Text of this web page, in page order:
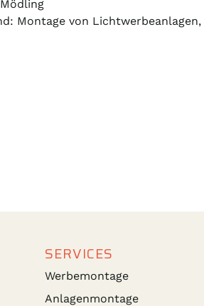
Montage von
SERVICES
Werbemontage
Anlagenmontage